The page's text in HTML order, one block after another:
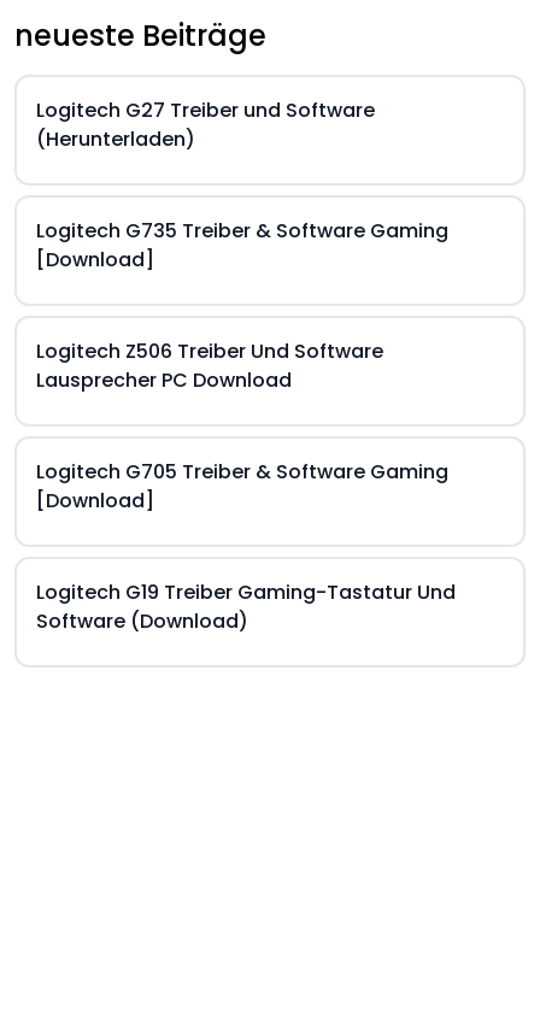
neueste Beiträge
Logitech G27 Treiber und Software
(Herunterladen)
Logitech G735 Treiber & Software Gaming
[Download]
Logitech Z506 Treiber Und Software
Lausprecher PC Download
Logitech G705 Treiber & Software Gaming
[Download]
Logitech G19 Treiber Gaming-Tastatur Und
Software (Download)